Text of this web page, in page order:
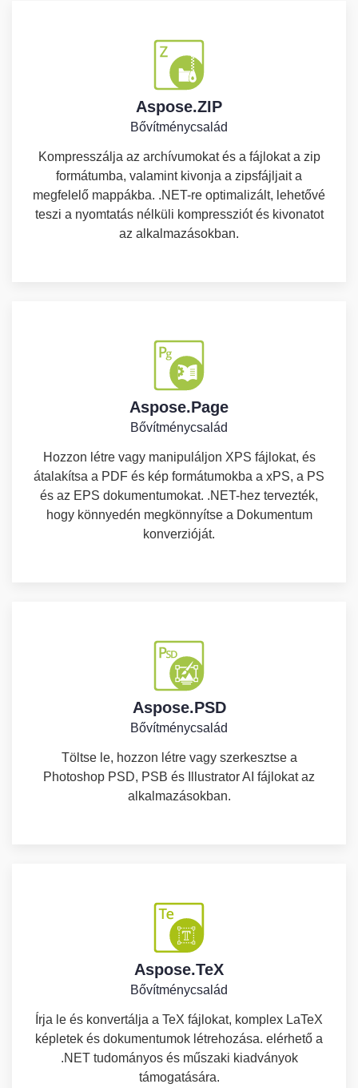
Aspose.ZIP
Bővítménycsalád
Kompresszálja az archívumokat és a fájlokat a zip
formátumba, valamint kivonja a zipsfájljait a
megfelelő mappákba. .NET-re optimalizált, lehetővé
teszi a nyomtatás nélküli kompressziót és kivonatot
az alkalmazásokban.
Aspose.Page
Bővítménycsalád
Hozzon létre vagy manipuláljon XPS fájlokat, és
átalakítsa a PDF és kép formátumokba a xPS, a PS
és az EPS dokumentumokat. .NET-hez tervezték,
hogy könnyedén megkönnyítse a Dokumentum
konverzióját.
Aspose.PSD
Bővítménycsalád
Töltse le, hozzon létre vagy szerkesztse a
Photoshop PSD, PSB és Illustrator AI fájlokat az
alkalmazásokban.
Aspose.TeX
Bővítménycsalád
Írja le és konvertálja a TeX fájlokat, komplex LaTeX
képletek és dokumentumok létrehozása. elérhető a
.NET tudományos és műszaki kiadványok
támogatására.